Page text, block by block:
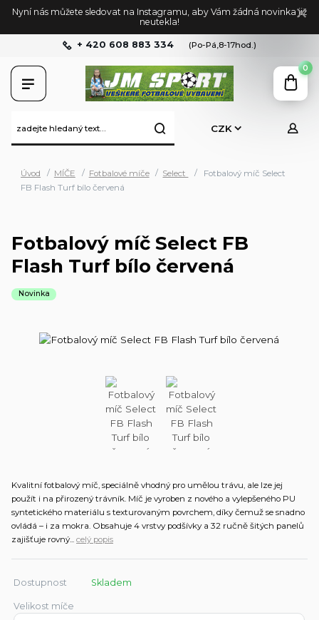
Nyní nás můžete sledovat na Instagramu, aby Vám žádná novinka již
neutekla!
CZK
+ 420 608 883 334 (Po-Pá,8-17hod.)
0
Úvod MÍČE Fotbalové míče Select
Fotbalový míč Select
FB Flash Turf bílo červená
Fotbalový míč Select FB
Flash Turf bílo červená
Novinka
Kvalitní fotbalový míč, speciálně vhodný pro umělou trávu, ale lze jej
použít i na přirozený trávník. Míč je vyroben z nového a vylepšeného PU
syntetického materiálu s texturovaným povrchem, díky čemuž se snadno
ovládá – i za mokra. Obsahuje 4 vrstvy podšívky a 32 ručně šitých panelů
zajišťuje rovný... celý popis
Dostupnost Skladem
Velikost míče